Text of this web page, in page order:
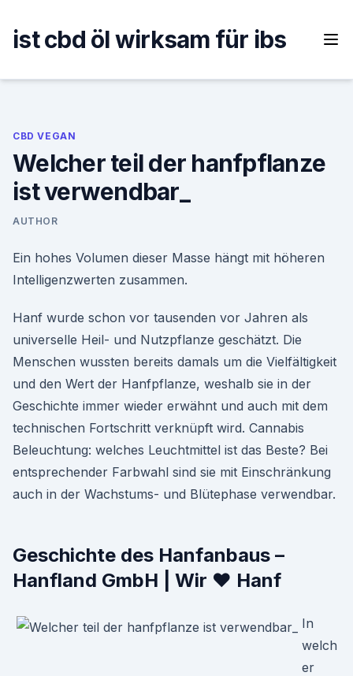
content
ist cbd öl wirksam für ibs
CBD VEGAN
Welcher teil der hanfpflanze
ist verwendbar_
AUTHOR
Ein hohes Volumen dieser Masse hängt mit höheren
Intelligenzwerten zusammen.
Hanf wurde schon vor tausenden vor Jahren als
universelle Heil- und Nutzpflanze geschätzt. Die
Menschen wussten bereits damals um die Vielfältigkeit
und den Wert der Hanfpflanze, weshalb sie in der
Geschichte immer wieder erwähnt und auch mit dem
technischen Fortschritt verknüpft wird. Cannabis
Beleuchtung: welches Leuchtmittel ist das Beste? Bei
entsprechender Farbwahl sind sie mit Einschränkung
auch in der Wachstums- und Blütephase verwendbar.
Geschichte des Hanfanbaus –
Hanfland GmbH | Wir ♥ Hanf
In
welch
er